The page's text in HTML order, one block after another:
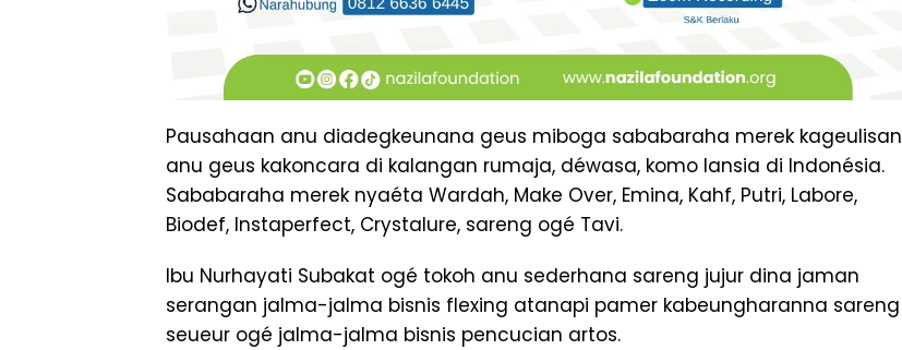
Pausahaan anu diadegkeunana geus miboga sababaraha merek kageulisan
anu geus kakoncara di kalangan rumaja, déwasa, komo lansia di Indonésia.
Sababaraha merek nyaéta Wardah, Make Over, Emina, Kahf, Putri, Labore,
Biodef, Instaperfect, Crystalure, sareng ogé Tavi.
Ibu Nurhayati Subakat ogé tokoh anu sederhana sareng jujur ​​dina jaman
serangan jalma-jalma bisnis flexing atanapi pamer kabeungharanna sareng
seueur ogé jalma-jalma bisnis pencucian artos.